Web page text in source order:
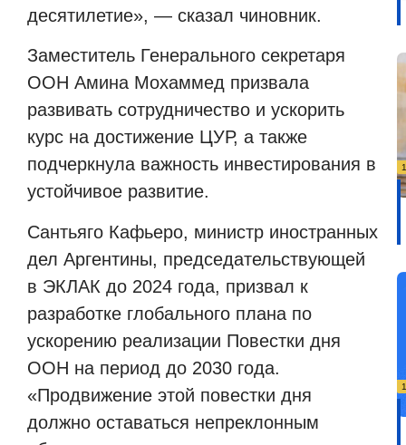
десятилетие», — сказал чиновник.
Заместитель Генерального секретаря
ООН Амина Мохаммед призвала
развивать сотрудничество и ускорить
курс на достижение ЦУР, а также
подчеркнула важность инвестирования в
устойчивое развитие.
Сантьяго Кафьеро, министр иностранных
дел Аргентины, председательствующей
в ЭКЛАК до 2024 года, призвал к
разработке глобального плана по
ускорению реализации Повестки дня
ООН на период до 2030 года.
«Продвижение этой повестки дня
должно оставаться непреклонным